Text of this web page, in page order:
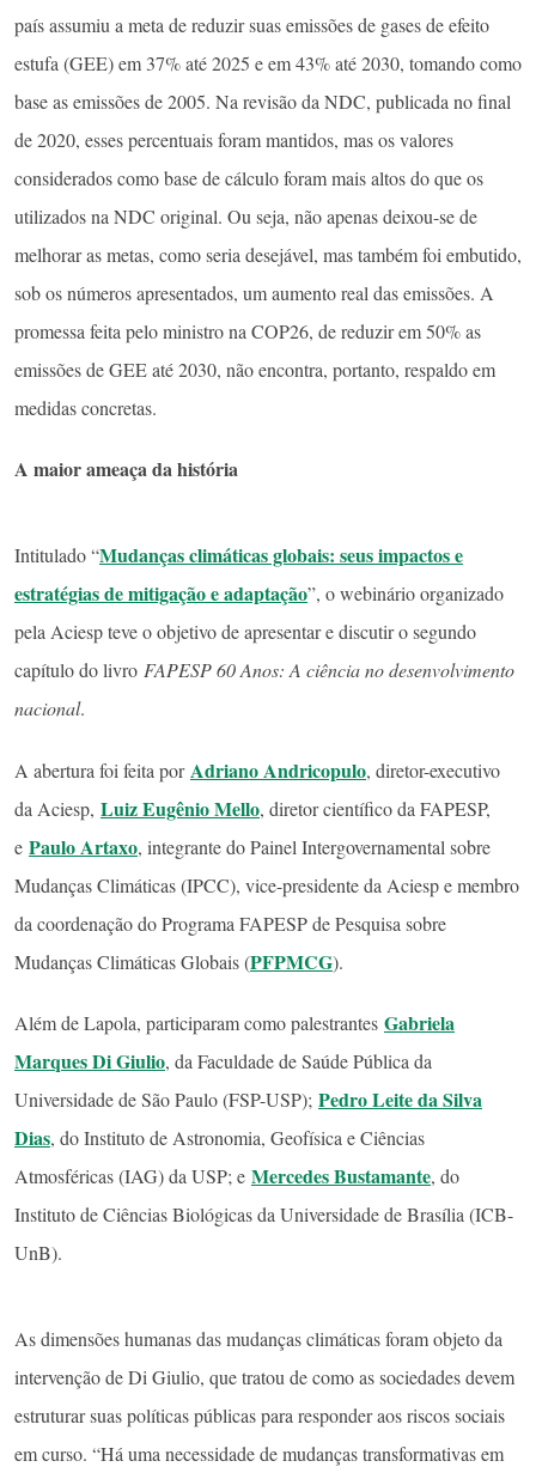
país assumiu a meta de reduzir suas emissões de gases de efeito
estufa (GEE) em 37% até 2025 e em 43% até 2030, tomando como
base as emissões de 2005. Na revisão da NDC, publicada no final
de 2020, esses percentuais foram mantidos, mas os valores
considerados como base de cálculo foram mais altos do que os
utilizados na NDC original. Ou seja, não apenas deixou-se de
melhorar as metas, como seria desejável, mas também foi embutido,
sob os números apresentados, um aumento real das emissões. A
promessa feita pelo ministro na COP26, de reduzir em 50% as
emissões de GEE até 2030, não encontra, portanto, respaldo em
medidas concretas.
A maior ameaça da história
Intitulado “Mudanças climáticas globais: seus impactos e
estratégias de mitigação e adaptação”, o webinário organizado
pela Aciesp teve o objetivo de apresentar e discutir o segundo
capítulo do livro FAPESP 60 Anos: A ciência no desenvolvimento
nacional.
A abertura foi feita por Adriano Andricopulo, diretor-executivo
da Aciesp, Luiz Eugênio Mello, diretor científico da FAPESP,
e Paulo Artaxo, integrante do Painel Intergovernamental sobre
Mudanças Climáticas (IPCC), vice-presidente da Aciesp e membro
da coordenação do Programa FAPESP de Pesquisa sobre
Mudanças Climáticas Globais (PFPMCG).
Além de Lapola, participaram como palestrantes Gabriela
Marques Di Giulio, da Faculdade de Saúde Pública da
Universidade de São Paulo (FSP-USP); Pedro Leite da Silva
Dias, do Instituto de Astronomia, Geofísica e Ciências
Atmosféricas (IAG) da USP; e Mercedes Bustamante, do
Instituto de Ciências Biológicas da Universidade de Brasília (ICB-
UnB).
As dimensões humanas das mudanças climáticas foram objeto da
intervenção de Di Giulio, que tratou de como as sociedades devem
estruturar suas políticas públicas para responder aos riscos sociais
em curso. “Há uma necessidade de mudanças transformativas em